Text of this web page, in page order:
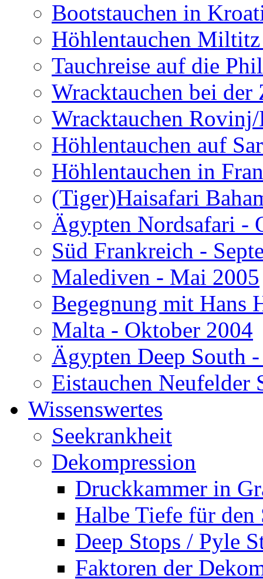
Bootstauchen in
Höhlentauchen
Tauchreise auf die
Wracktauchen bei der
Wracktauchen
Höhlentauchen auf
Höhlentauchen in
(Tiger)Haisafari
Ägypten Nordsafari -
Süd Frankreich -
Malediven - Mai 2005
Begegnung mit Hans
Malta - Oktober 2004
Ägypten Deep South
Eistauchen Neufelder
Wissenswertes
Seekrankheit
Dekompression
Druckkammer in
Halbe Tiefe für den
Deep Stops / Pyle
Faktoren der